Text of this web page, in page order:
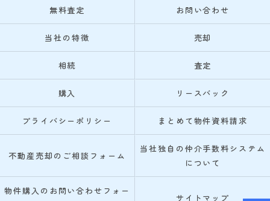
無料査定 お問い合わせ
当社の特徴 売却
相続 査定
購入 リースバック
プライバシーポリシー まとめて物件資料請求
不動産売却のご相談フォーム
当社独自の仲介手数料システム
について
物件購入のお問い合わせフォー
サイトマップ